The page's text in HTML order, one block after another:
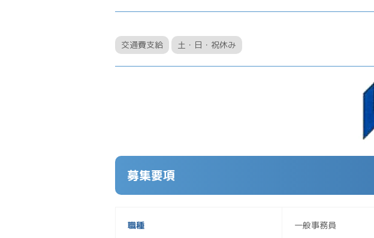
交通費支給 土・日・祝休み
募集要項
職種 一般事務員